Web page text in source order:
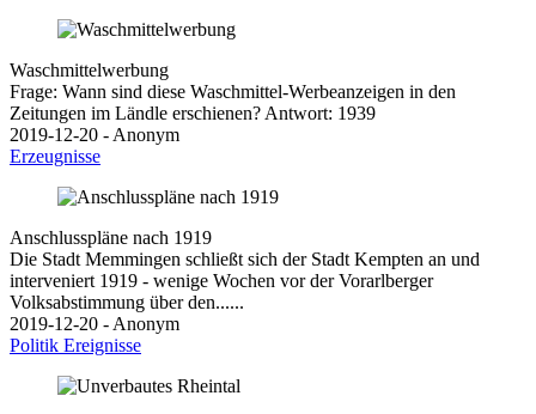
Waschmittelwerbung
Frage: Wann sind diese Waschmittel-Werbeanzeigen in den
Zeitungen im Ländle erschienen? Antwort: 1939
2019-12-20 - Anonym
Erzeugnisse
Anschlusspläne nach 1919
Die Stadt Memmingen schließt sich der Stadt Kempten an und
interveniert 1919 - wenige Wochen vor der Vorarlberger
Volksabstimmung über den......
2019-12-20 - Anonym
Politik Ereignisse